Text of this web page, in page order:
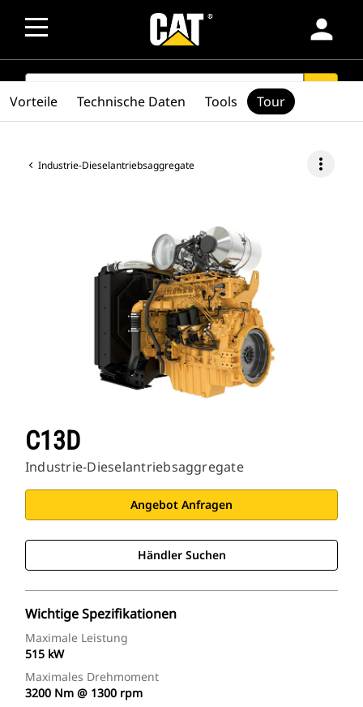
person
SEARCH
Industrie-Dieselantriebsaggregate more_vert
C13D
Industrie-Dieselantriebsaggregate
Angebot Anfragen
Händler Suchen
Wichtige Spezifikationen
Maximale Leistung
515 kW
Maximales Drehmoment
3200 Nm @ 1300 rpm
Vorteile Technische Daten Tools Tour